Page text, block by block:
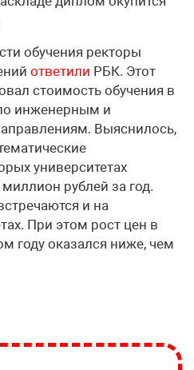
обучения ректоры
ответили РБК. Этот
стоимость обучения в
инженерным и
Выяснилось,
университетах
рублей за год.
и на
При этом рост цен в
году оказался ниже, чем